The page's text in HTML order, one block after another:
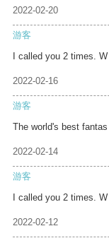
2022-02-20
游客
I called you 2 times. W
2022-02-16
游客
The world's best fantas
2022-02-14
游客
I called you 2 times. W
2022-02-12